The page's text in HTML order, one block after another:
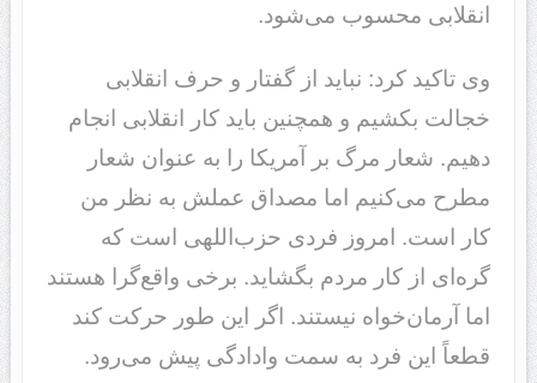
انقلابی محسوب می‌شود.
وی تاکید کرد: نباید از گفتار و حرف انقلابی
خجالت بکشیم و همچنین باید کار انقلابی انجام
دهیم. شعار مرگ بر آمریکا را به عنوان شعار
مطرح می‌کنیم اما مصداق عملش به نظر من
کار است. امروز فردی حزب‌اللهی است که
گره‌ای از کار مردم بگشاید. برخی واقع‌گرا هستند
اما آرمان‌خواه نیستند. اگر این طور حرکت کند
قطعاً این فرد به سمت وادادگی پیش می‌رود.